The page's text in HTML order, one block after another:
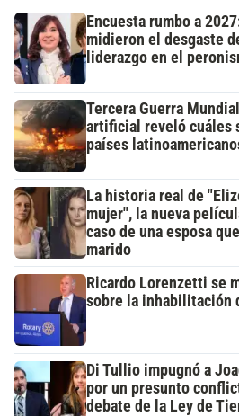
Encuesta rumbo a
midieron el desgaste
liderazgo en el
Tercera Guerra
artificial reveló cuáles
países
La historia real de
mujer", la nueva
caso de una esposa
marido
Ricardo Lorenzetti se
sobre la inhabilitación
Di Tullio impugnó a
por un presunto
debate de la Ley de